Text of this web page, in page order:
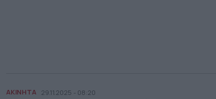
ΑΚΙΝΗΤΑ 29.11.2025 - 08:20